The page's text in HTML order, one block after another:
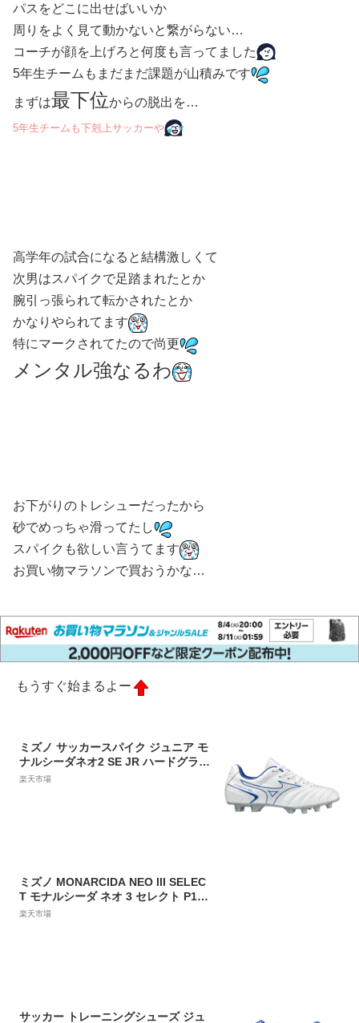
パスをどこに出せばいいか
周りをよく見て動かないと繋がらない…
コーチが顔を上げろと何度も言ってました
5年生チームもまだまだ課題が山積みです
まずは最下位からの脱出を…
5年生チームも下剋上サッカーや
高学年の試合になると結構激しくて
次男はスパイクで足踏まれたとか
腕引っ張られて転かされたとか
かなりやられてます
特にマークされてたので尚更
メンタル強なるわ
お下がりのトレシューだったから
砂でめっちゃ滑ってたし
スパイクも欲しい言うてます
お買い物マラソンで買おうかな…
もうすぐ始まるよー
ミズノ サッカースパイク ジュニア モ
ナルシーダネオ2 SE JR ハードグラウ
ンド用 人工芝用 P1GB222525 MIZU
楽天市場
ミズノ MONARCIDA NEO III SELEC
T モナルシーダ ネオ 3 セレクト P1G
A242509 サッカー スパイクシューズ
楽天市場
サッカー トレーニングシューズ ジュ